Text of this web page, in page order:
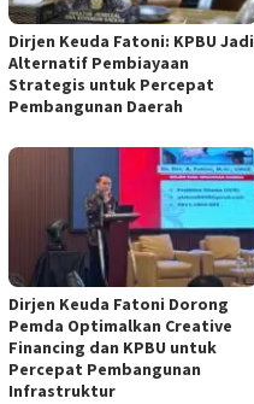
Dirjen Keuda Fatoni: KPBU Jadi
Alternatif Pembiayaan
Strategis untuk Percepat
Pembangunan Daerah
Dirjen Keuda Fatoni Dorong
Pemda Optimalkan Creative
Financing dan KPBU untuk
Percepat Pembangunan
Infrastruktur